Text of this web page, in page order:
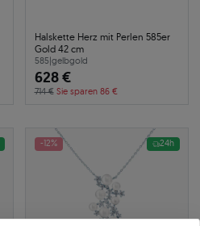
Halskette Herz mit Perlen 585er
Gold 42 cm
585|gelbgold
628 €
714 € Sie sparen 86 €
-12% 24h